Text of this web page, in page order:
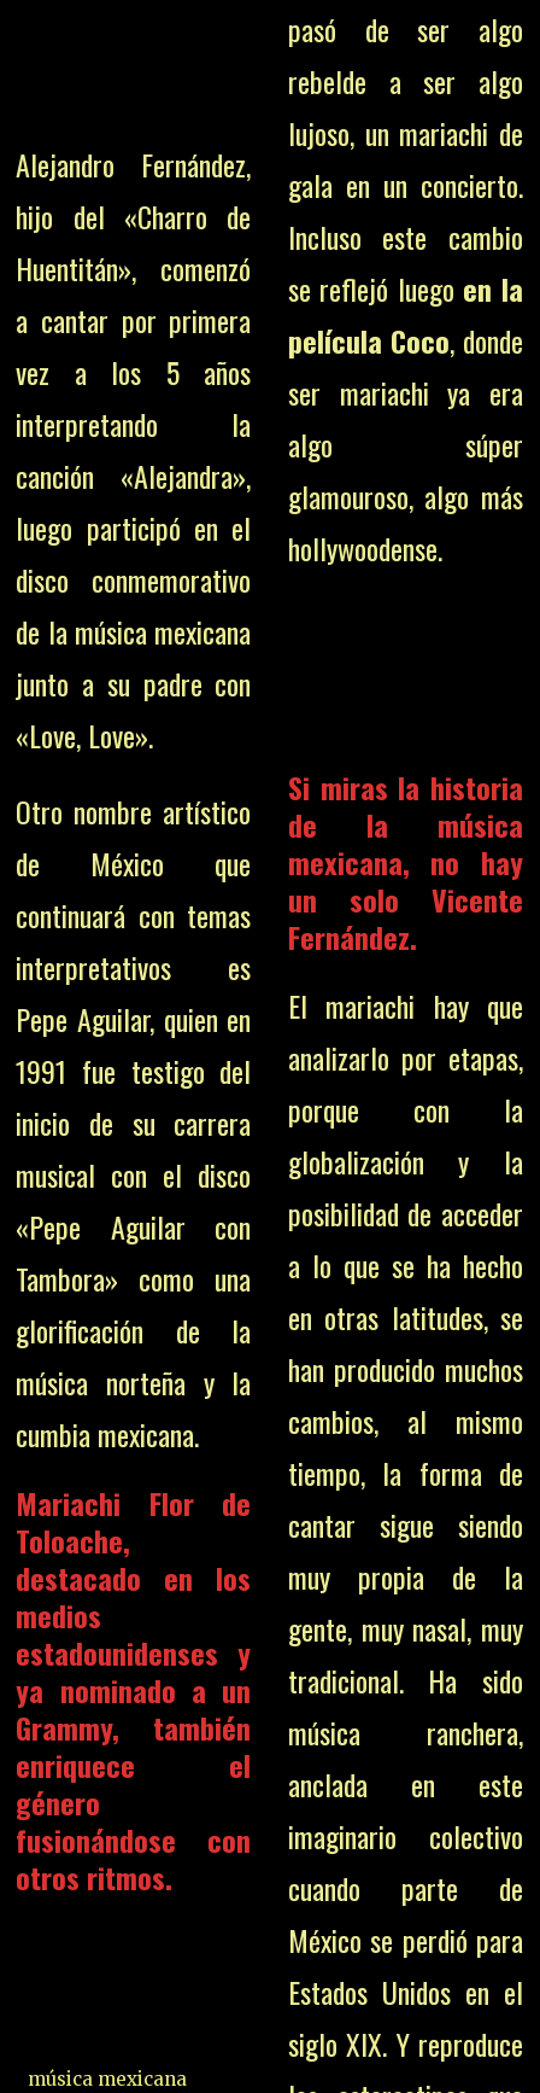
Alejandro Fernández,
hijo del «Charro de
Huentitán», comenzó
a cantar por primera
vez a los 5 años
interpretando la
canción «Alejandra»,
luego participó en el
disco conmemorativo
de la música mexicana
junto a su padre con
«Love, Love».
Otro nombre artístico
de México que
continuará con temas
interpretativos es
Pepe Aguilar, quien en
1991 fue testigo del
inicio de su carrera
musical con el disco
«Pepe Aguilar con
Tambora» como una
glorificación de la
música norteña y la
cumbia mexicana.
Mariachi Flor de
Toloache,
destacado en los
medios
estadounidenses y
ya nominado a un
Grammy, también
enriquece el
género
fusionándose con
otros ritmos.
música mexicana
pasó de ser algo
rebelde a ser algo
lujoso, un mariachi de
gala en un concierto.
Incluso este cambio
se reflejó luego en la
película Coco, donde
ser mariachi ya era
algo súper
glamouroso, algo más
hollywoodense.
Si miras la historia
de la música
mexicana, no hay
un solo Vicente
Fernández.
El mariachi hay que
analizarlo por etapas,
porque con la
globalización y la
posibilidad de acceder
a lo que se ha hecho
en otras latitudes, se
han producido muchos
cambios, al mismo
tiempo, la forma de
cantar sigue siendo
muy propia de la
gente, muy nasal, muy
tradicional. Ha sido
música ranchera,
anclada en este
imaginario colectivo
cuando parte de
México se perdió para
Estados Unidos en el
siglo XIX. Y reproduce